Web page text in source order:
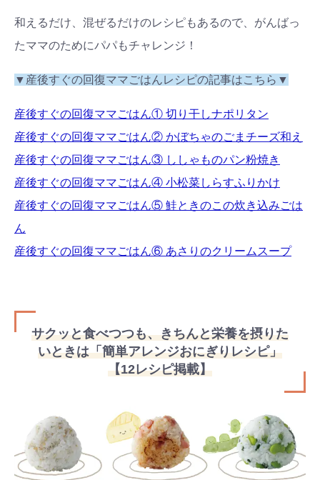
和えるだけ、混ぜるだけのレシピもあるので、がんばっ
たママのためにパパもチャレンジ！
▼産後すぐの回復ママごはんレシピの記事はこちら▼
産後すぐの回復ママごはん① 切り干しナポリタン
産後すぐの回復ママごはん② かぼちゃのごまチーズ和え
産後すぐの回復ママごはん③ ししゃものパン粉焼き
産後すぐの回復ママごはん④ 小松菜しらすふりかけ
産後すぐの回復ママごはん⑤ 鮭ときのこの炊き込みごは
ん
産後すぐの回復ママごはん⑥ あさりのクリームスープ
サクッと食べつつも、きちんと栄養を摂りた
いときは「簡単アレンジおにぎりレシピ」
【12レシピ掲載】